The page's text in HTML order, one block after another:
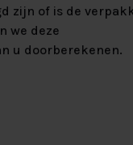
zijn of is de
we deze
u doorberekenen.